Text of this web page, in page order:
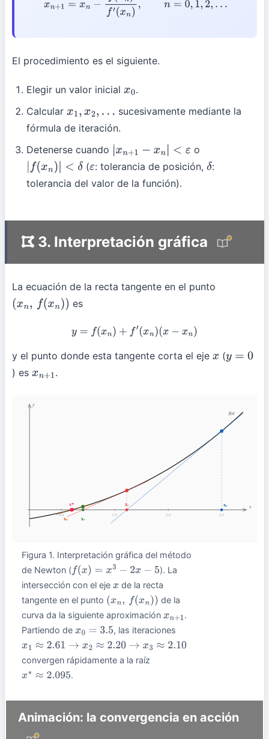
El procedimiento es el siguiente.
Elegir un valor inicial x0.
Calcular x1,x 2,…
sucesivamente mediante la
fórmula de iteración.
Detenerse cuando xn+1−xn|<ε
o
|f(xn)|< (ε: tolerancia de posición, δ:
tolerancia del valor de la función).
3. Interpretación gráfica
La ecuación de la recta tangente en el punto
(xn,f xn)) es
y=f(xn)+ ′(xn)(x−xn )
y el punto donde esta tangente corta el eje x (y=0
) es xn+1 .
Figura 1. Interpretación gráfica del método
de Newton (f( x)= x3− 2x −5
). La
intersección con el eje x de la recta
tangente en el punto (xn,f xn))
de la
curva da la siguiente aproximación xn+1 .
Partiendo de x0 =3.5
, las iteraciones
x1≈ 2.61→x 2≈2.20 → x3≈2.10
convergen rápidamente a la raíz
x∗ ≈2.095 .
Animación: la convergencia en acción